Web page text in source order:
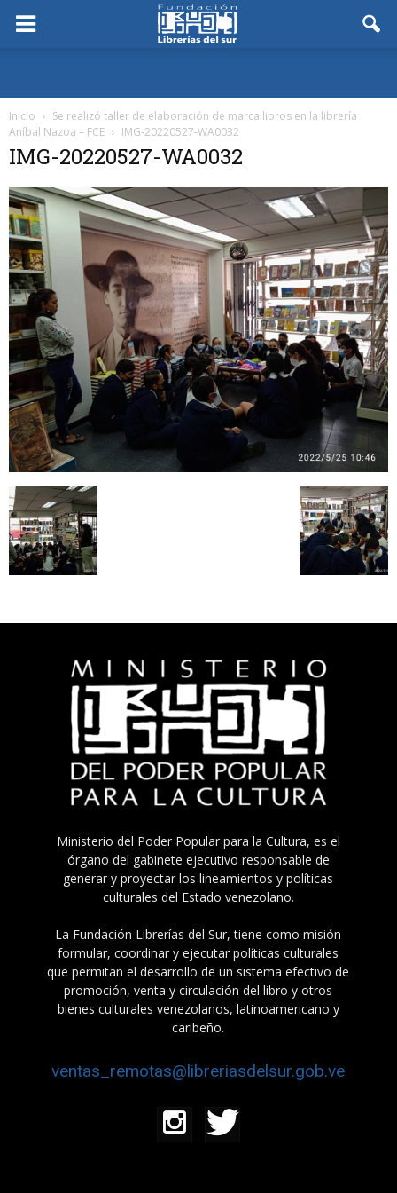
Inicio
Se realizó taller de elaboración de marca libros en la librería
Aníbal Nazoa – FCE
IMG-20220527-WA0032
IMG-20220527-WA0032
Ministerio del Poder Popular para la Cultura, es el
órgano del gabinete ejecutivo responsable de
generar y proyectar los lineamientos y políticas
culturales del Estado venezolano.
La Fundación Librerías del Sur, tiene como misión
formular, coordinar y ejecutar políticas culturales
que permitan el desarrollo de un sistema efectivo de
promoción, venta y circulación del libro y otros
bienes culturales venezolanos, latinoamericano y
caribeño.
ventas_remotas@libreriasdelsur.gob.ve